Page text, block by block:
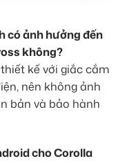
có ảnh hưởng đến
không?
kế với giắc cắm
nên không ảnh
bản và bảo hành
cho Corolla